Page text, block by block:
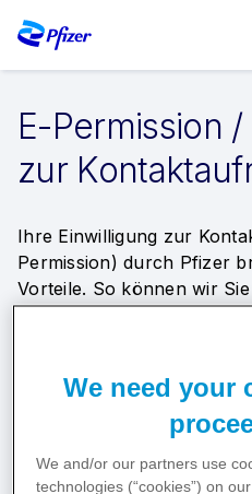
E-Permission
zur
Ihre Einwilligung zur
Permission) durch Pfizer
Vorteile. So können wir
wissenschaftlichen
Services für Ihre
in Praxis und Klinik.
Wenn Sie sich für den E-
We need your
We and/or our partners use
technologies (“cookies”) on